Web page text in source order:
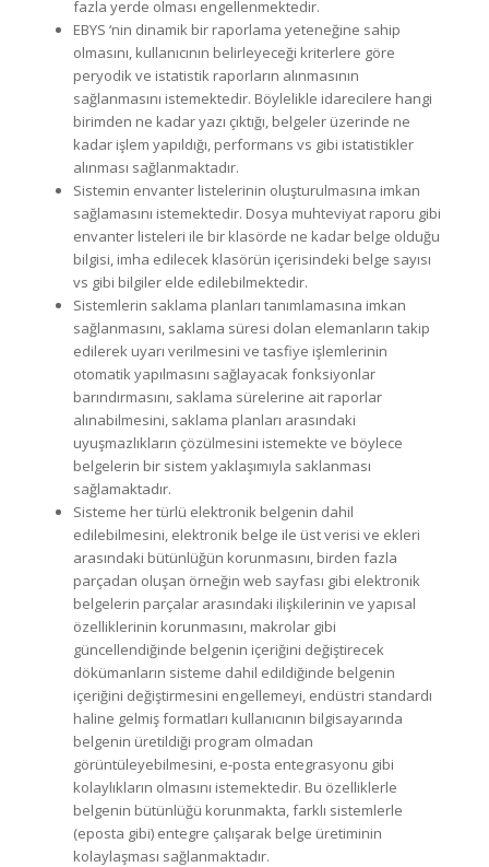
fazla yerde olması engellenmektedir.
EBYS ‘nin dinamik bir raporlama yeteneğine sahip
olmasını, kullanıcının belirleyeceği kriterlere göre
peryodik ve istatistik raporların alınmasının
sağlanmasını istemektedir. Böylelikle idarecilere hangi
birimden ne kadar yazı çıktığı, belgeler üzerinde ne
kadar işlem yapıldığı, performans vs gibi istatistikler
alınması sağlanmaktadır.
Sistemin envanter listelerinin oluşturulmasına imkan
sağlamasını istemektedir. Dosya muhteviyat raporu gibi
envanter listeleri ile bir klasörde ne kadar belge olduğu
bilgisi, imha edilecek klasörün içerisindeki belge sayısı
vs gibi bilgiler elde edilebilmektedir.
Sistemlerin saklama planları tanımlamasına imkan
sağlanmasını, saklama süresi dolan elemanların takip
edilerek uyarı verilmesini ve tasfiye işlemlerinin
otomatik yapılmasını sağlayacak fonksiyonlar
barındırmasını, saklama sürelerine ait raporlar
alınabilmesini, saklama planları arasındaki
uyuşmazlıkların çözülmesini istemekte ve böylece
belgelerin bir sistem yaklaşımıyla saklanması
sağlamaktadır.
Sisteme her türlü elektronik belgenin dahil
edilebilmesini, elektronik belge ile üst verisi ve ekleri
arasındaki bütünlüğün korunmasını, birden fazla
parçadan oluşan örneğin web sayfası gibi elektronik
belgelerin parçalar arasındaki ilişkilerinin ve yapısal
özelliklerinin korunmasını, makrolar gibi
güncellendiğinde belgenin içeriğini değiştirecek
dökümanların sisteme dahil edildiğinde belgenin
içeriğini değiştirmesini engellemeyi, endüstri standardı
haline gelmiş formatları kullanıcının bilgisayarında
belgenin üretildiği program olmadan
görüntüleyebilmesini, e-posta entegrasyonu gibi
kolaylıkların olmasını istemektedir. Bu özelliklerle
belgenin bütünlüğü korunmakta, farklı sistemlerle
(eposta gibi) entegre çalışarak belge üretiminin
kolaylaşması sağlanmaktadır.